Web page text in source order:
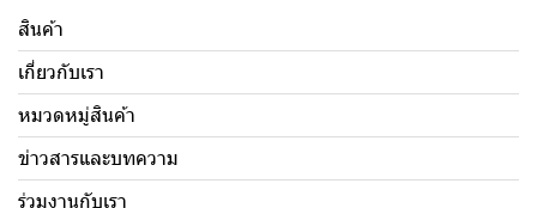
สินค้า
เกี่ยวกับเรา
หมวดหมู่สินค้า
ข่าวสารและบทความ
ร่วมงานกับเรา